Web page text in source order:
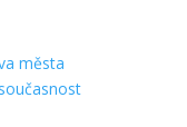
města